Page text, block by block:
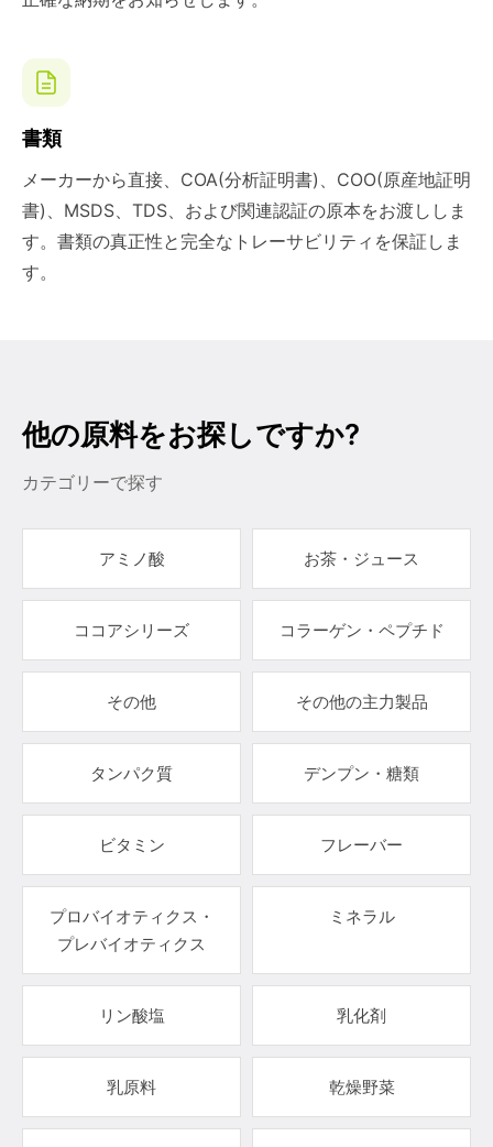
書類
メーカーから直接、COA(分析証明書)、COO(原産地証明
書)、MSDS、TDS、および関連認証の原本をお渡ししま
す。書類の真正性と完全なトレーサビリティを保証しま
す。
他の原料をお探しですか?
カテゴリーで探す
アミノ酸 お茶・ジュース
ココアシリーズ コラーゲン・ペプチド
その他 その他の主力製品
タンパク質 デンプン・糖類
ビタミン フレーバー
プロバイオティクス・
プレバイオティクス
ミネラル
リン酸塩 乳化剤
乳原料 乾燥野菜